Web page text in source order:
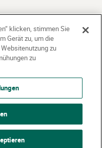
klicken, stimmen Sie
Gerät zu, um die
zu
zu